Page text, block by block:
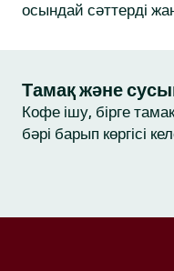
осындай сәттерді
Тамақ және
Кофе ішу, бірге
бәрі барып көргісі